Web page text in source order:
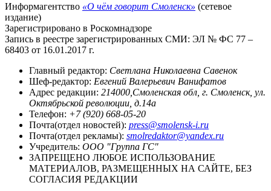
Информагентство «О чём говорит Смоленск» (сетевое
издание)
Зарегистрировано в Роскомнадзоре
Запись в реестре зарегистрированных СМИ: ЭЛ № ФС 77 –
68403 от 16.01.2017 г.
Главный редактор: Светлана Николаевна Савенок
Шеф-редактор: Евгений Валерьевич Ванифатов
Адрес редакции: 214000,Смоленская обл, г. Смоленск, ул.
Октябрьской революции, д.14а
Телефон: +7 (920) 668-05-20
Почта(отдел новостей): press@smolensk-i.ru
Почта(отдел рекламы): smolredaktor@yandex.ru
Учредитель: ООО "Группа ГС"
ЗАПРЕЩЕНО ЛЮБОЕ ИСПОЛЬЗОВАНИЕ
МАТЕРИАЛОВ, РАЗМЕЩЕННЫХ НА САЙТЕ, БЕЗ
СОГЛАСИЯ РЕДАКЦИИ